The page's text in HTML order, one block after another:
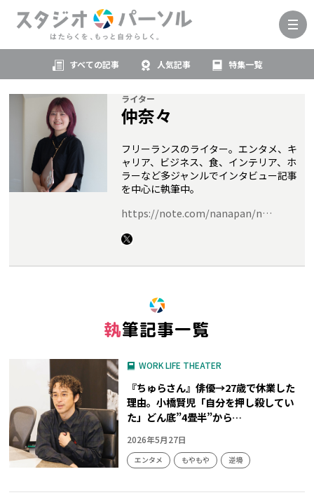
すべての記事 人気記事 特集一覧
ライター
仲奈々
フリーランスのライター。エンタメ、キ
ャリア、ビジネス、食、インテリア、ホ
ラーなど多ジャンルでインタビュー記事
を中心に執筆中。
https://note.com/nanapan/n…
執筆記事一覧
WORK LIFE THEATER
『ちゅらさん』俳優→27歳で休業した
理由。小橋賢児「自分を押し殺してい
た」どん底”4畳半”から…
2026年5月27日
エンタメ もやもや 逆境